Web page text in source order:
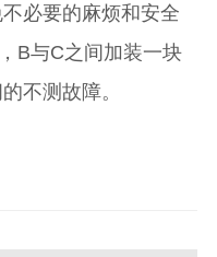
必要的麻烦和安全
B与C之间加装一块
不测故障。